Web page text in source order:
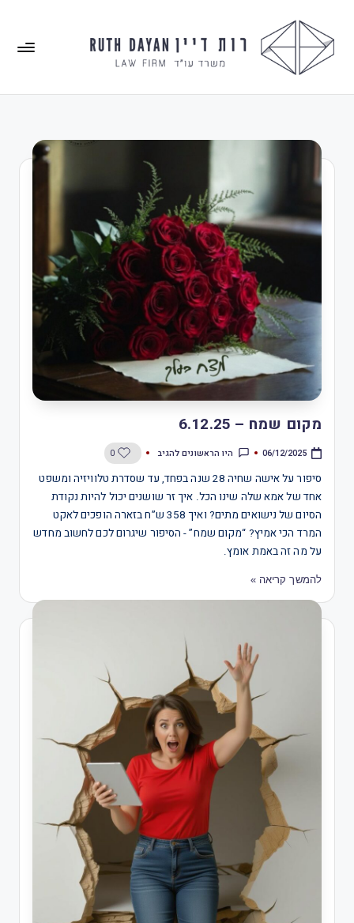
מקום שמח – 6.12.25
06/12/2025 היו הראשונים להגיב 0
סיפור על אישה שחיה 28 שנה בפחד, עד שסדרת טלוויזיה ומשפט
אחד של אמא שלה שינו הכל. איך זר שושנים יכול להיות נקודת
הסיום של נישואים מתים? ואיך 358 ש”ח בזארה הופכים לאקט
המרד הכי אמיץ? “מקום שמח” - הסיפור שיגרום לכם לחשוב מחדש
על מה זה באמת אומץ.
להמשך קריאה »